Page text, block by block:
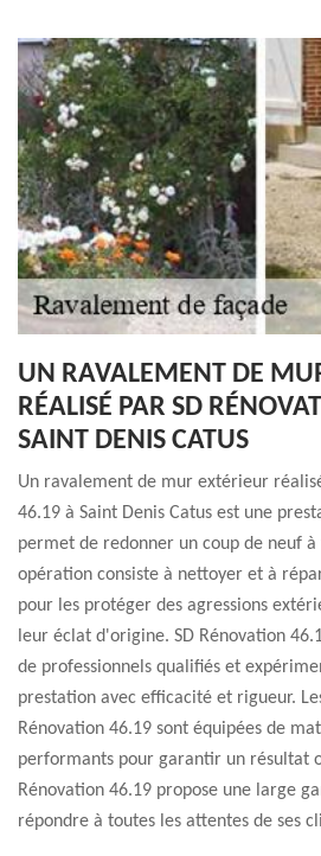
UN RAVALEMENT DE
RÉALISÉ PAR SD
SAINT DENIS CATUS
Un ravalement de mur extérieur
46.19 à Saint Denis Catus est une
permet de redonner un coup de neuf
opération consiste à nettoyer et à
pour les protéger des agressions
leur éclat d'origine. SD Rénovation
de professionnels qualifiés et
prestation avec efficacité et rigueur.
Rénovation 46.19 sont équipées de
performants pour garantir un résultat
Rénovation 46.19 propose une large
répondre à toutes les attentes de ses